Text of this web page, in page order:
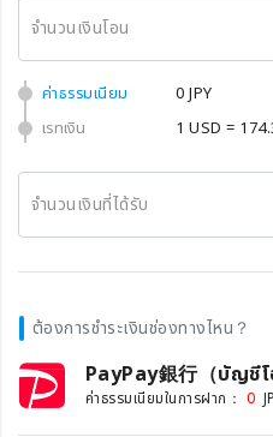
จำนวนเงินโอน
ค่าธรรมเนียม
0 JPY
เรทเงิน
1 USD =
จำนวนเงินที่ได้รับ
ต้องการชำระเงินช่องทางไหน？
PayPay銀行（บัญชีโ
ค่าธรรมเนียมในการฝาก： 0